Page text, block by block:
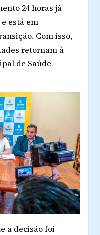
24 horas já
está em
Com isso,
retornam à
de Saúde
a decisão foi